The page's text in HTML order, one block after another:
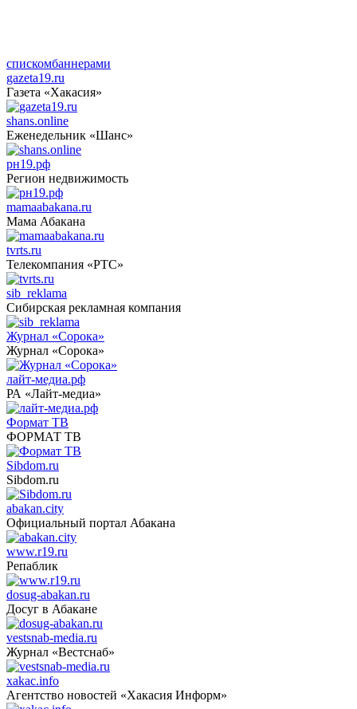
спискомбаннерами
gazeta19.ru
Газета «Хакасия»
shans.online
Еженедельник «Шанс»
рн19.рф
Регион недвижимость
mamaabakana.ru
Мама Абакана
tvrts.ru
Телекомпания «РТС»
sib_reklama
Сибирская рекламная компания
Журнал «Сорока»
Журнал «Сорока»
лайт-медиа.рф
РА «Лайт-медиа»
Формат ТВ
ФОРМАТ ТВ
Sibdom.ru
Sibdom.ru
abakan.city
Официальный портал Абакана
www.r19.ru
Репаблик
dosug-abakan.ru
Досуг в Абакане
vestsnab-media.ru
Журнал «Вестснаб»
xakac.info
Агентство новостей «Хакасия Информ»